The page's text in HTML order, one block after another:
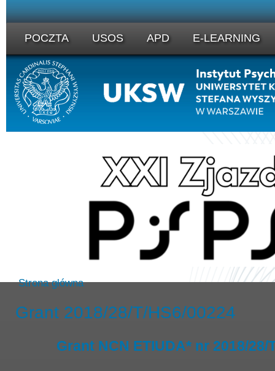
POCZTA USOS APD E-LEARNING
Strona główna
Grant 2018/28/T/HS6/00224
Grant NCN ETIUDA* nr 2018/28/